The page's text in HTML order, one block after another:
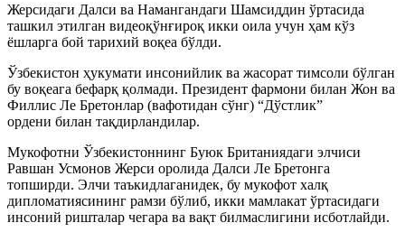
Жерсидаги Далси ва Намангандаги Шамсиддин ўртасида
ташкил этилган видеоқўнғироқ икки оила учун ҳам кўз
ёшларга бой тарихий воқеа бўлди.
Ўзбекистон ҳукумати инсонийлик ва жасорат тимсоли бўлган
бу воқеага бефарқ қолмади. Президент фармони билан Жон ва
Филлис Ле Бретонлар (вафотидан сўнг) “Дўстлик”
ордени билан тақдирландилар.
Мукофотни Ўзбекистоннинг Буюк Британиядаги элчиси
Равшан Усмонов Жерси оролида Далси Ле Бретонга
топширди. Элчи таъкидлаганидек, бу мукофот халқ
дипломатиясининг рамзи бўлиб, икки мамлакат ўртасидаги
инсоний ришталар чегара ва вақт билмаслигини исботлайди.